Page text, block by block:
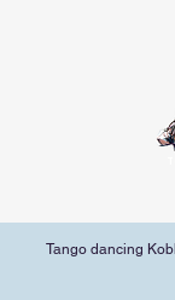
Tango dancing